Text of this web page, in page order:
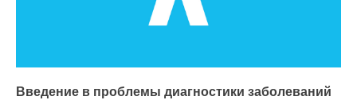
Введение в проблемы диагностики заболеваний